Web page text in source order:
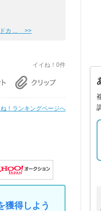
ドカ ... >>
イイね！0件
！ランキングページへ
獲得しよう